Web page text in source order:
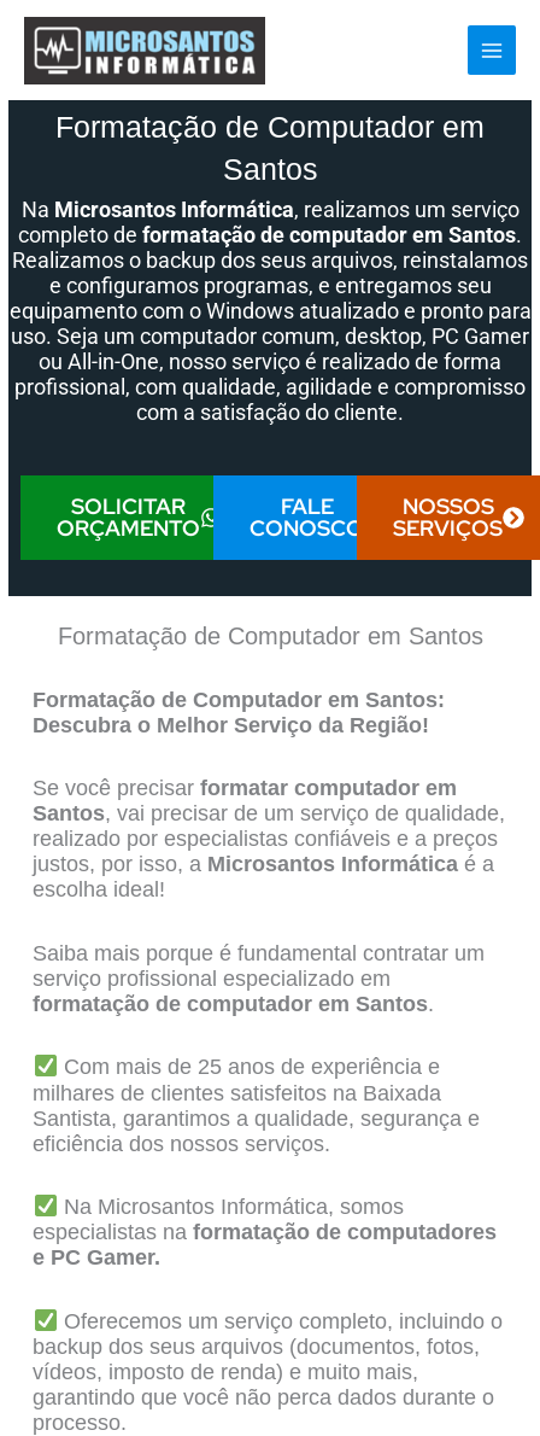
conteúdo
Formatação de Computador em
Santos
Na Microsantos Informática, realizamos um serviço
completo de formatação de computador em Santos.
Realizamos o backup dos seus arquivos, reinstalamos
e configuramos programas, e entregamos seu
equipamento com o Windows atualizado e pronto para
uso. Seja um computador comum, desktop, PC Gamer
ou All-in-One, nosso serviço é realizado de forma
profissional, com qualidade, agilidade e compromisso
com a satisfação do cliente.
SOLICITAR
ORÇAMENTO
FALE
CONOSCO
NOSSOS
SERVIÇOS
Formatação de Computador em Santos
Formatação de Computador em Santos:
Descubra o Melhor Serviço da Região!
Se você precisarformatar computador em
Santos, vai precisar de um serviço de qualidade,
realizado por especialistas confiáveis e a preços
justos, por isso, a Microsantos Informática é a
escolha ideal!
Saiba mais porque é fundamental contratar um
serviço profissional especializado em
formatação de computador em Santos.
Com mais de 25 anos de experiência e
milhares de clientes satisfeitos na Baixada
Santista, garantimos a qualidade, segurança e
eficiência dos nossos serviços.
Na Microsantos Informática, somos
especialistas naformatação de computadores
e PC Gamer.
Oferecemos um serviço completo, incluindo o
backup dos seus arquivos (documentos, fotos,
vídeos, imposto de renda) e muito mais,
garantindo que você não perca dados durante o
processo.